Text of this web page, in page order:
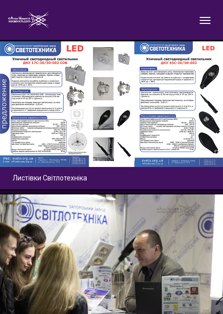
Листівки Світлотехніка